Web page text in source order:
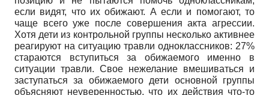
если видят, что их обижают. А если и помогают, то
чаще всего уже после совершения акта агрессии.
Хотя дети из контрольной группы несколько активнее
реагируют на ситуацию травли одноклассников: 27%
стараются вступиться за обижаемого именно в
ситуации травли. Свое нежелание вмешиваться и
заступаться за обижаемого дети основной группы
объясняют неуверенностью, что их действия что-то